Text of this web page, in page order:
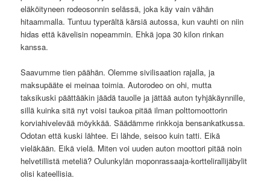
eläköityneen rodeosonnin selässä, joka käy vain vähän
hitaammalla. Tuntuu typerältä kärsiä autossa, kun vauhti on niin
hidas että kävelisin nopeammin. Ehkä jopa 30 kilon rinkan
kanssa.
Saavumme tien päähän. Olemme sivilisaation rajalla, ja
maksupääte ei meinaa toimia. Autorodeo on ohi, mutta
taksikuski päättääkin jäädä tauolle ja jättää auton tyhjäkäynnille,
sillä kuinka sitä nyt voisi taukoa pitää ilman polttomoottorin
korviahivelevää möykkää. Säädämme rinkkoja bensankatkussa.
Odotan että kuski lähtee. Ei lähde, seisoo kuin tatti. Eikä
vieläkään. Eikä vielä. Miten voi uuden auton moottori pitää noin
helvetillistä meteliä? Oulunkylän moponrassaaja-korttelirallijäbylit
olisi kateellisia.